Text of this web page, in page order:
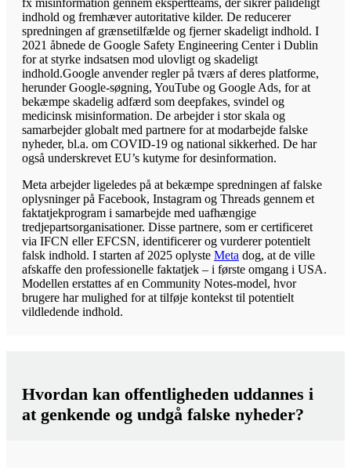
fx misinformation gennem ekspertteams, der sikrer pålideligt
indhold og fremhæver autoritative kilder. De reducerer
spredningen af grænsetilfælde og fjerner skadeligt indhold. I
2021 åbnede de Google Safety Engineering Center i Dublin
for at styrke indsatsen mod ulovligt og skadeligt
indhold.Google anvender regler på tværs af deres platforme,
herunder Google-søgning, YouTube og Google Ads, for at
bekæmpe skadelig adfærd som deepfakes, svindel og
medicinsk misinformation. De arbejder i stor skala og
samarbejder globalt med partnere for at modarbejde falske
nyheder, bl.a. om COVID-19 og national sikkerhed. De har
også underskrevet EU’s kutyme for desinformation.
Meta arbejder ligeledes på at bekæmpe spredningen af falske
oplysninger på Facebook, Instagram og Threads gennem et
faktatjekprogram i samarbejde med uafhængige
tredjepartsorganisationer. Disse partnere, som er certificeret
via IFCN eller EFCSN, identificerer og vurderer potentielt
falsk indhold. I starten af 2025 oplyste Meta dog, at de ville
afskaffe den professionelle faktatjek – i første omgang i USA.
Modellen erstattes af en Community Notes-model, hvor
brugere har mulighed for at tilføje kontekst til potentielt
vildledende indhold.
Hvordan kan offentligheden uddannes i
at genkende og undgå falske nyheder?